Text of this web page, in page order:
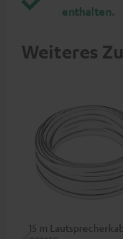
enthalten.
Weiteres
15 m